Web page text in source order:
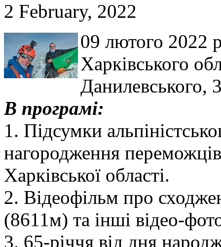
2 February, 2022
09 лютого 2022
Харківського
Данилевського,
В програмі:
1. Підсумки
нагородження
Харківської області.
2. Відеофільм про
(8611м) та інші відео-
3. 65-річчя від дня